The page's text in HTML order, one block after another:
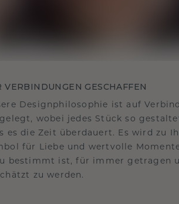
VERBINDUNGEN GESCHAFFEN
Designphilosophie ist auf
wobei jedes Stück so
es die Zeit überdauert. Es wird zu
für Liebe und wertvolle
bestimmt ist, für immer getragen
zu werden.